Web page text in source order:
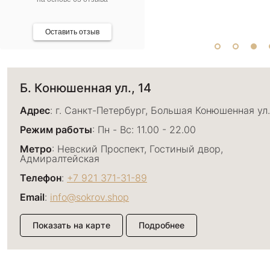
Оставить отзыв
Б. Конюшенная ул., 14
Адрес: г. Санкт-Петербург, Большая Конюшенная
Режим работы: Пн - Вс: 11.00 - 22.00
Метро: Невский Проспект, Гостиный двор,
Адмиралтейская
Телефон: +7 921 371-31-89
Email: info@sokrov.shop
Показать на карте Подробнее